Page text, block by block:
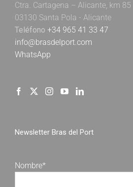
Ctra. Cartagena – Alicante, km 85
03130 Santa Pola - Alicante
Teléfono +34 965 41 33 47
info@brasdelport.com
WhatsApp
Newsletter Bras del Port
Nombre*